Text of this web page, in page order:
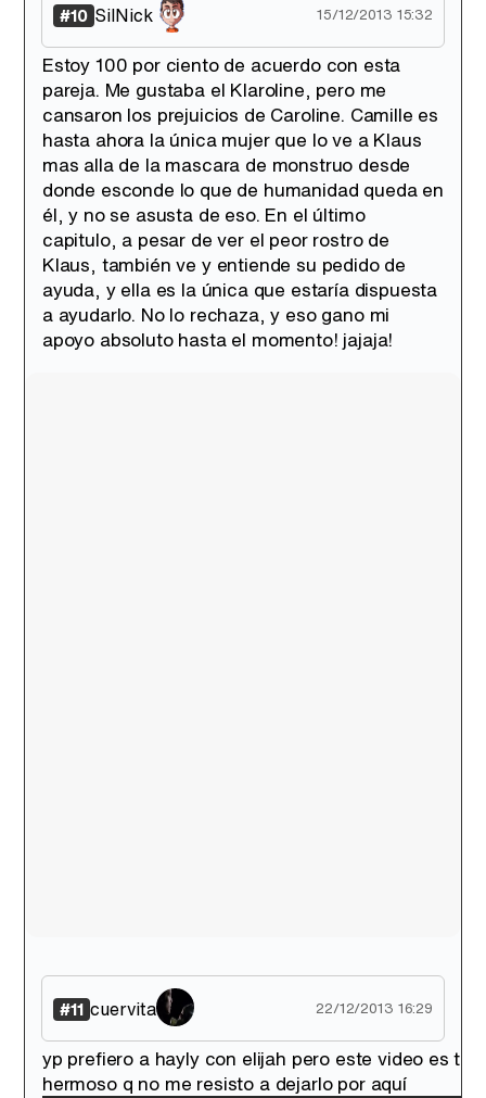
#10 SilNick 15/12/2013 15:32
Estoy 100 por ciento de acuerdo con esta
pareja. Me gustaba el Klaroline, pero me
cansaron los prejuicios de Caroline. Camille es
hasta ahora la única mujer que lo ve a Klaus
mas alla de la mascara de monstruo desde
donde esconde lo que de humanidad queda en
él, y no se asusta de eso. En el último
capitulo, a pesar de ver el peor rostro de
Klaus, también ve y entiende su pedido de
ayuda, y ella es la única que estaría dispuesta
a ayudarlo. No lo rechaza, y eso gano mi
apoyo absoluto hasta el momento! jajaja!
#11 cuervita 22/12/2013 16:29
yp prefiero a hayly con elijah pero este video es tan
hermoso q no me resisto a dejarlo por aquí